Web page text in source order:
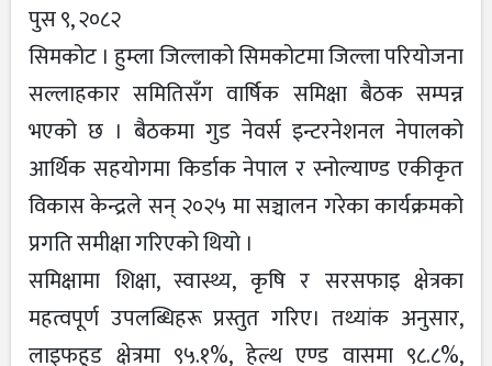
पुस ९, २०८२
सिमकोट । हुम्ला जिल्लाको सिमकोटमा जिल्ला परियोजना
सल्लाहकार समितिसँग वार्षिक समिक्षा बैठक सम्पन्न
भएको छ । बैठकमा गुड नेवर्स इन्टरनेशनल नेपालको
आर्थिक सहयोगमा किर्डाक नेपाल र स्नोल्याण्ड एकीकृत
विकास केन्द्रले सन् २०२५ मा सञ्चालन गरेका कार्यक्रमको
प्रगति समीक्षा गरिएको थियो ।
समिक्षामा शिक्षा, स्वास्थ्य, कृषि र सरसफाइ क्षेत्रका
महत्वपूर्ण उपलब्धिहरू प्रस्तुत गरिए। तथ्यांक अनुसार,
लाइफहुड क्षेत्रमा ९५.१%, हेल्थ एण्ड वासमा ९८.८%,